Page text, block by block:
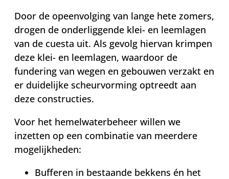
Door de opeenvolging van lange hete zomers,
drogen de onderliggende klei- en leemlagen
van de cuesta uit. Als gevolg hiervan krimpen
deze klei- en leemlagen, waardoor de
fundering van wegen en gebouwen verzakt en
er duidelijke scheurvorming optreedt aan
deze constructies.
Voor het hemelwaterbeheer willen we
inzetten op een combinatie van meerdere
mogelijkheden:
Bufferen in bestaande bekkens én het